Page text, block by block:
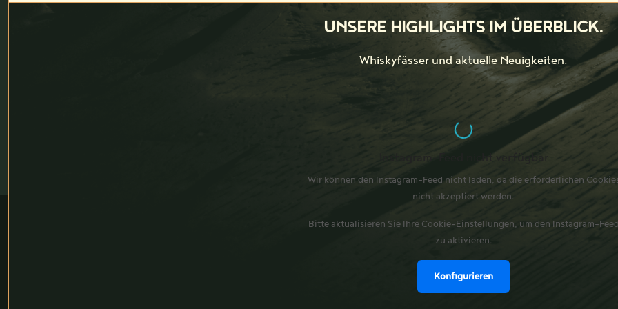
UNSERE HIGHLIGHTS IM ÜBERBLICK.
Whiskyfässer und aktuelle Neuigkeiten.
Instagram-Feed nicht verfügbar
Wir können den Instagram-Feed nicht laden, da die erforderlichen
nicht akzeptiert werden.
Bitte aktualisieren Sie Ihre Cookie-Einstellungen, um den Instagram-
zu aktivieren.
Konfigurieren